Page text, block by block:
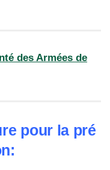
des Armées de
pour la pré